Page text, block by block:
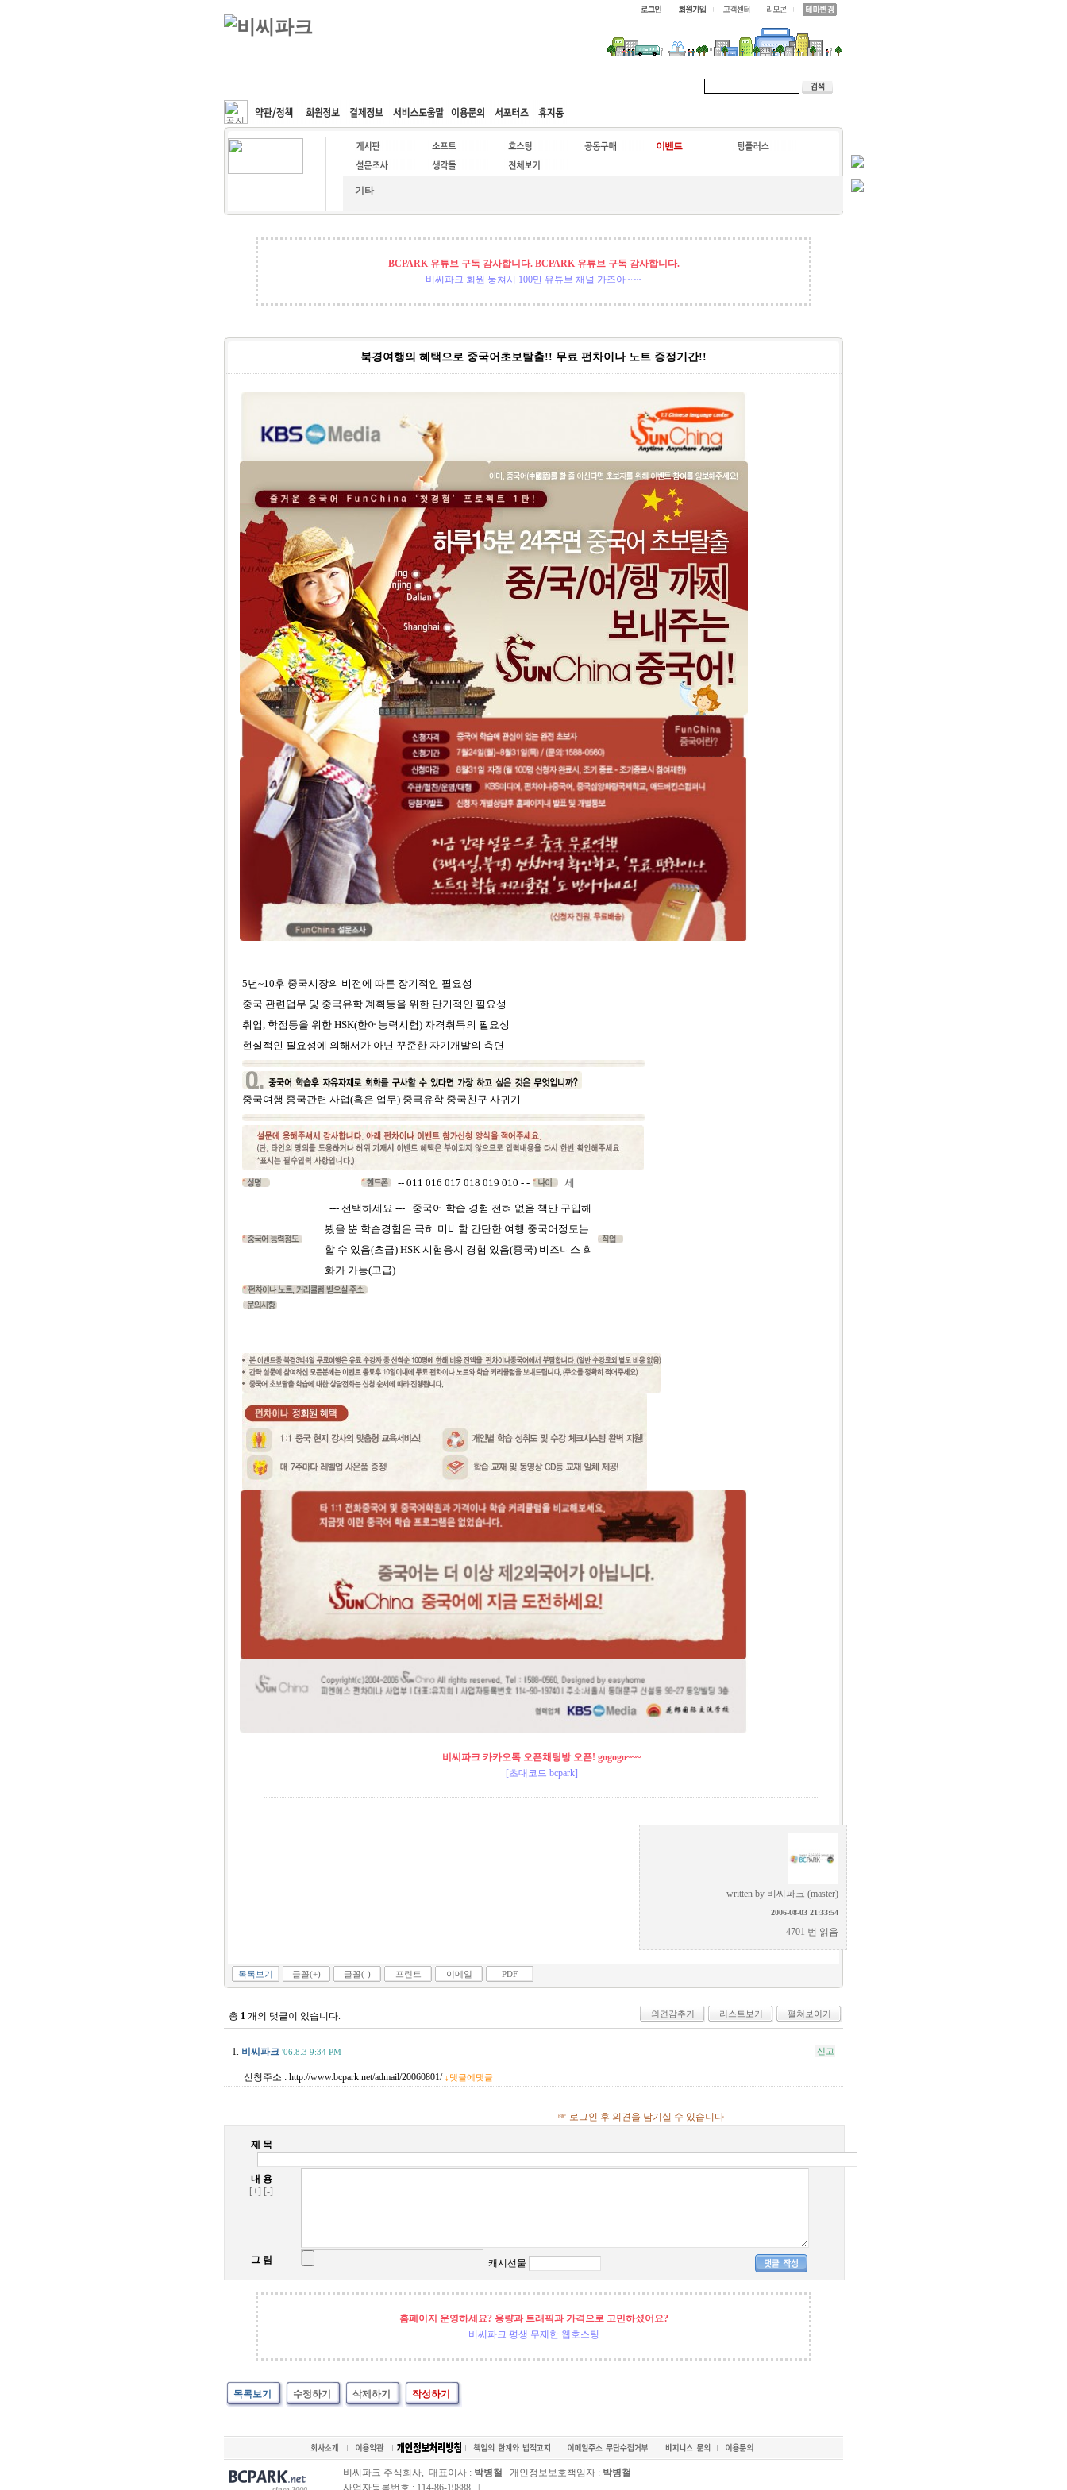
커뮤니티 속도패치 웹호스팅 공동구매 고객센터
기타
BCPARK 유튜브 구독 감사합니다. BCPARK 유튜브 구독 감사합니다.
비씨파크 회원 뭉쳐서 100만 유튜브 채널 가즈아~~~
북경여행의 혜택으로 중국어초보탈출!! 무료 펀차이나 노트 증정기간!!
5년~10후 중국시장의 비전에 따른 장기적인 필요성
중국 관련업무 및 중국유학 계획등을 위한 단기적인 필요성
취업, 학점등을 위한 HSK(한어능력시험) 자격취득의 필요성
현실적인 필요성에 의해서가 아닌 꾸준한 자기개발의 측면
중국여행 중국관련 사업(혹은 업무) 중국유학 중국친구 사귀기
-- 011 016 017 018 019 010 - - 세
--- 선택하세요 --- 중국어 학습 경험 전혀 없음 책만 구입해
봤을 뿐 학습경험은 극히 미비함 간단한 여행 중국어정도는
할 수 있음(초급) HSK 시험응시 경험 있음(중국) 비즈니스 회
화가 가능(고급)
비씨파크 카카오톡 오픈채팅방 오픈! gogogo~~~
[초대코드 bcpark]
written by 비씨파크 (master)
2006-08-03 21:33:54
4701 번 읽음
목록보기 글꼴(+) 글꼴(-) 프린트 이메일 PDF
총 1 개의 댓글이 있습니다. 의견감추기 리스트보기 펼쳐보이기
1. 비씨파크 '06.8.3 9:34 PM 신고
신청주소 : http://www.bcpark.net/admail/20060801/ ↓댓글에댓글
☞ 로그인 후 의견을 남기실 수 있습니다
제 목
내 용
[+] [-]
그 림 캐시선물
홈페이지 운영하세요? 용량과 트래픽과 가격으로 고민하셨어요?
비씨파크 평생 무제한 웹호스팅
목록보기 수정하기 삭제하기 작성하기
비씨파크 주식회사, 대표이사 : 박병철 개인정보보호책임자 : 박병철
사업자등록번호 : 114-86-19888 |